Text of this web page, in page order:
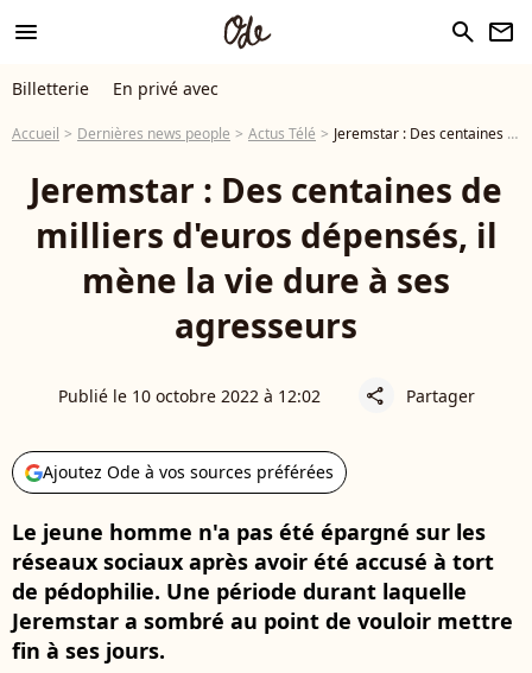
menu search newsletter
Billetterie En privé avec
Accueil Dernières news people Actus Télé Jeremstar : Des centaines de milliers d'euros dépensés, il mène la vie dure à ses agresseurs
Jeremstar : Des centaines de
milliers d'euros dépensés, il
mène la vie dure à ses
agresseurs
Publié le 10 octobre 2022 à 12:02 share Partager
Ajoutez Ode à vos sources préférées
Le jeune homme n'a pas été épargné sur les
réseaux sociaux après avoir été accusé à tort
de pédophilie. Une période durant laquelle
Jeremstar a sombré au point de vouloir mettre
fin à ses jours.